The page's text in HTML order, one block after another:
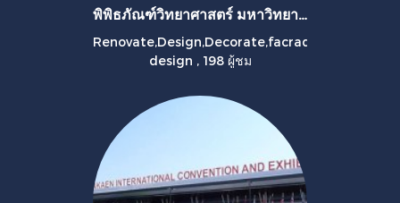
พิพิธภัณฑ์วิทยาศาสตร์ มหาวิทยาลัยขอนแก่น
Renovate,Design,Decorate,facrad
design , 198 ผู้ชม